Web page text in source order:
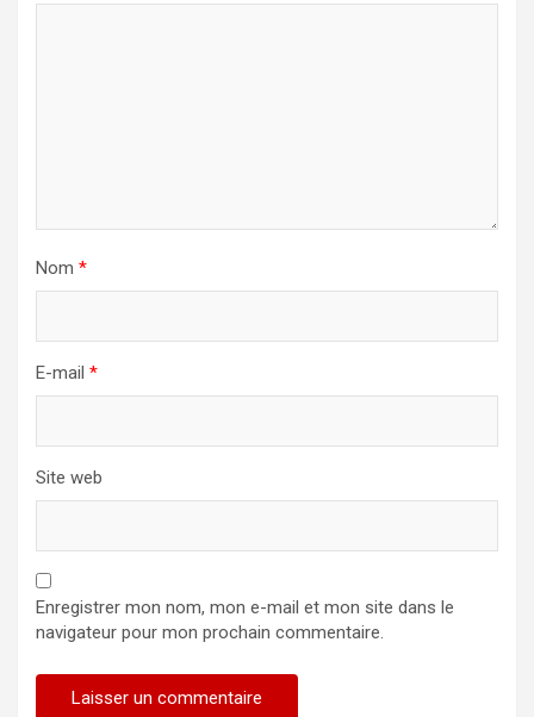
Nom *
E-mail *
Site web
Enregistrer mon nom, mon e-mail et mon site dans le
navigateur pour mon prochain commentaire.